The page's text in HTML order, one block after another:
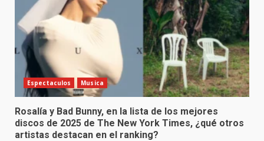
Espectaculos Musica
Rosalía y Bad Bunny, en la lista de los mejores
discos de 2025 de The New York Times, ¿qué otros
artistas destacan en el ranking?